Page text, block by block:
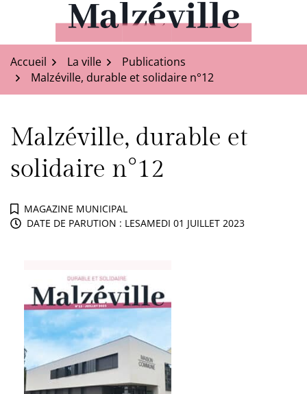
contenu
Malzéville
Accueil La ville
Publications
Malzéville, durable et solidaire n°12
Malzéville, durable et
solidaire n°12
MAGAZINE MUNICIPAL
DATE DE PARUTION : LESAMEDI 01 JUILLET 2023